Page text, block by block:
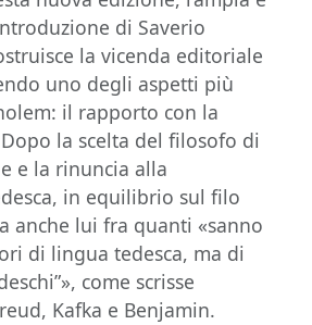
di Saverio
la vicenda editoriale
uno degli aspetti più
il rapporto con la
la scelta del filosofo di
e la rinuncia alla
in equilibrio sul filo
anche lui fra quanti «sanno
di lingua tedesca, ma di
come scrisse
Kafka e Benjamin.